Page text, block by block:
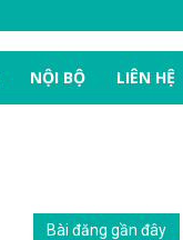
NỘI BỘ LIÊN HỆ
Bài đăng gần đây